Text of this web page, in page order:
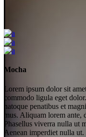
Mocha
Lorem ipsum dolor sit
commodo ligula eget
natoque penatibus et
mus. Aliquam lorem ante,
Phasellus viverra nulla ut
Aenean imperdiet nulla ut.